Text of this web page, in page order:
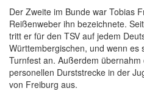
Der Zweite im Bunde war Tobias
Reißenweber ihn bezeichnete.
tritt er für den TSV auf jedem
Württembergischen, und wenn es
Turnfest an. Außerdem
personellen Durststrecke in der
von Freiburg aus.